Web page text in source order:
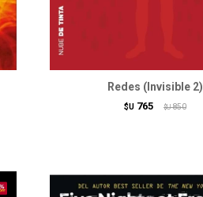
Redes (Invisible 2)
$U 765 $U 850